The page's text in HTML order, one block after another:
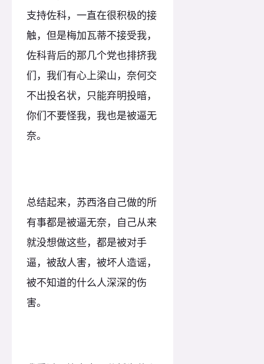
支持佐科，一直在很积极的接
触，但是梅加瓦蒂不接受我，
佐科背后的那几个党也排挤我
们，我们有心上梁山，奈何交
不出投名状，只能弃明投暗，
你们不要怪我，我也是被逼无
奈。
总结起来，苏西洛自己做的所
有事都是被逼无奈，自己从来
就没想做这些，都是被对手
逼，被敌人害，被坏人造谣，
被不知道的什么人深深的伤
害。